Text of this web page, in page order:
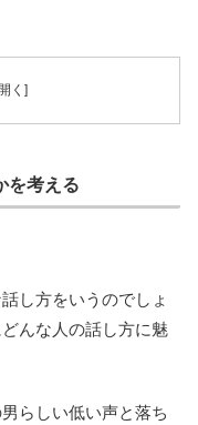
を考える
し方をいうのでしょ
んな人の話し方に魅
らしい低い声と落ち